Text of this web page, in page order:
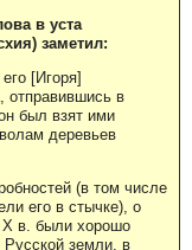
в уста
заметил:
[Игоря]
отправившись в
был взят ими
деревьев
(в том числе
его в стычке), о
Х в. были хорошо
земли, в